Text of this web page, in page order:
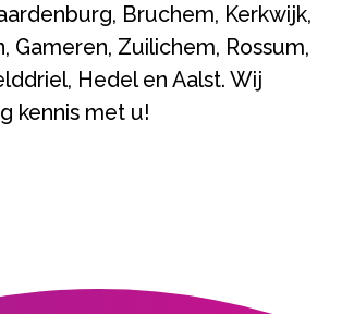
Bruchem, Kerkwijk,
Gameren, Zuilichem, Rossum,
Hedel en Aalst. Wij
kennis met u!